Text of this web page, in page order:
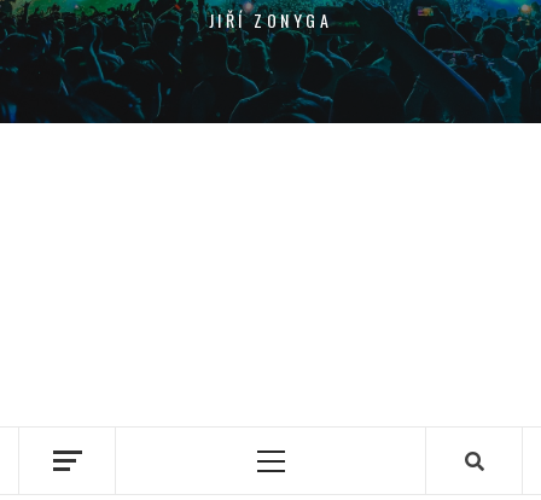
JIŘÍ ZONYGA
Primary